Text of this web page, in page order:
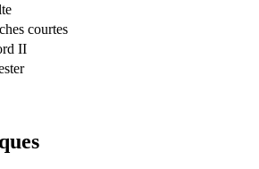
courtes
II